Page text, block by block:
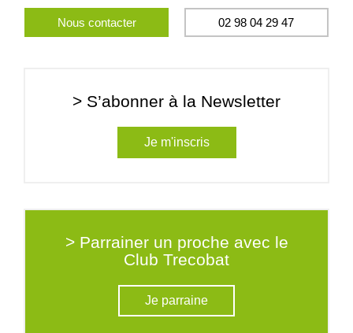
Nous contacter 02 98 04 29 47
> S’abonner à la Newsletter
Je m'inscris
> Parrainer un proche avec le
Club Trecobat
Je parraine